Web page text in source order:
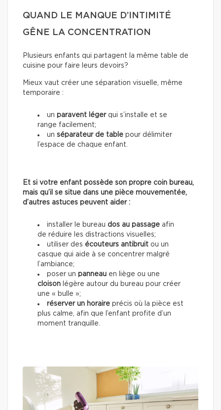
QUAND LE MANQUE D’INTIMITÉ
GÊNE LA CONCENTRATION
Plusieurs enfants qui partagent la même table de
cuisine pour faire leurs devoirs?
Mieux vaut créer une séparation visuelle, même
temporaire :
un paravent légerqui s’installe et se
range facilement;
un séparateur de table pour délimiter
l’espace de chaque enfant.
Et si votre enfant possède son propre coin bureau,
mais qu’il se situe dans une pièce mouvementée,
d’autres astuces peuvent aider :
installer le bureau dos au passage afin
de réduire les distractions visuelles;
utiliser des écouteurs antibruit ou un
casque qui aide à se concentrer malgré
l’ambiance;
poser un panneau en liège ou une
cloison légère autour du bureau pour créer
une « bulle »;
réserver un horaire précis où la pièce est
plus calme, afin que l’enfant profite d’un
moment tranquille.